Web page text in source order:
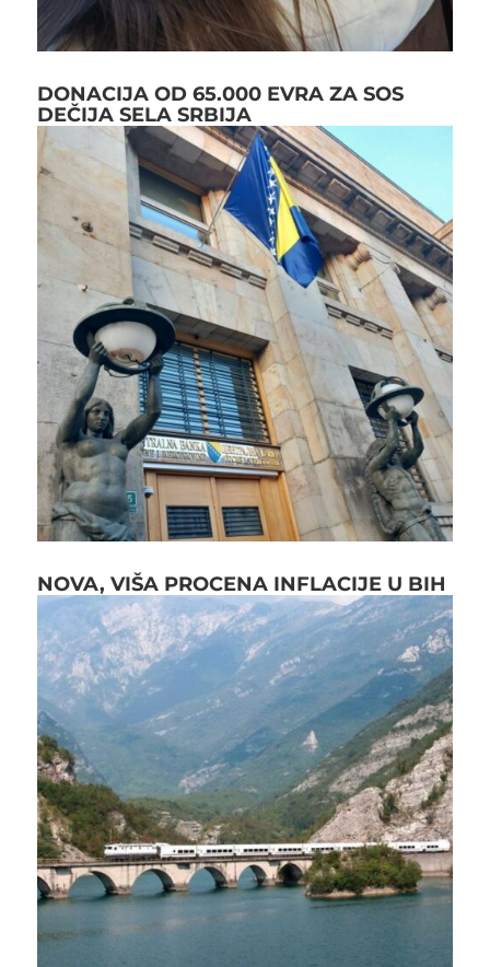
DONACIJA OD 65.000 EVRA ZA SOS
DEČIJA SELA SRBIJA
NOVA, VIŠA PROCENA INFLACIJE U BIH